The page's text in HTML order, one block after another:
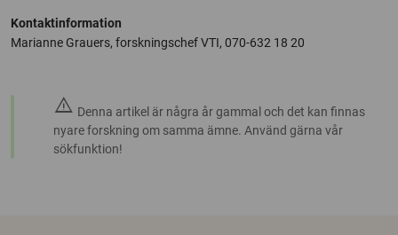
Kontaktinformation
Marianne Grauers, forskningschef VTI, 070-632 18 20
warning Denna artikel är några år gammal och det kan finnas
nyare forskning om samma ämne. Använd gärna vår
sökfunktion!